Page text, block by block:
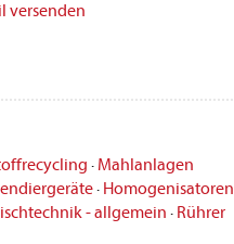
versenden
· Mahlanlagen
· Homogenisatoren
- allgemein · Rührer